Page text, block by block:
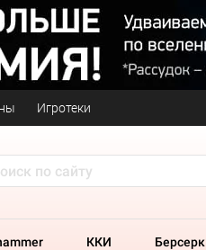
Игротеки
ККИ Берсерк